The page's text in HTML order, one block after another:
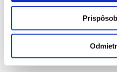
Informačná povinnosť
Slovenská legislatíva